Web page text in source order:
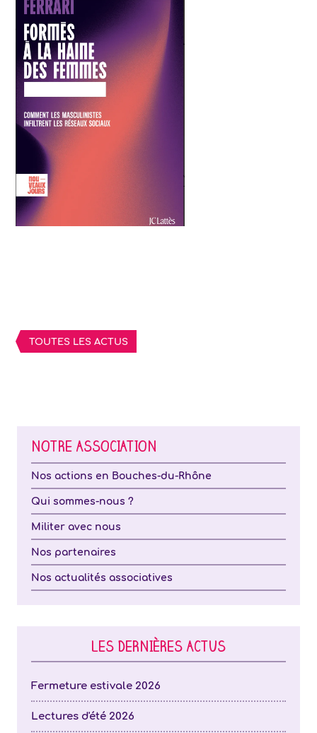
TOUTES LES ACTUS
NOTRE ASSOCIATION
Nos actions en Bouches-du-Rhône
Qui sommes-nous ?
Militer avec nous
Nos partenaires
Nos actualités associatives
LES DERNIÈRES ACTUS
Fermeture estivale 2026
Lectures d'été 2026